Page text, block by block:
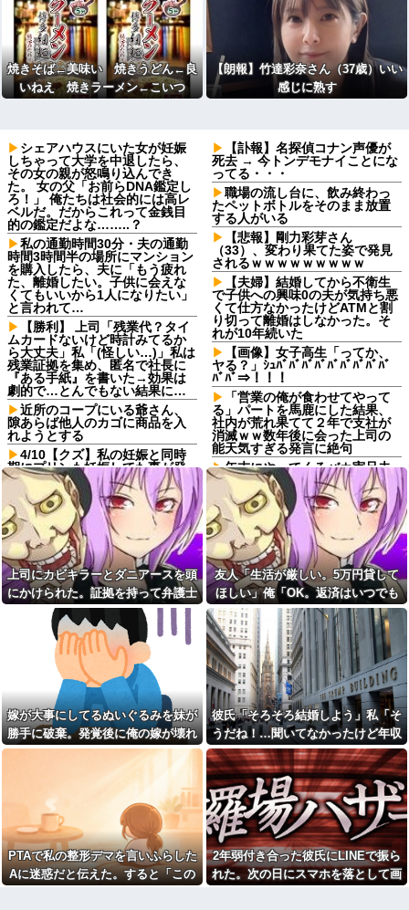
焼きそば←美味い 焼きうどん←良
いねえ 焼きラーメン←こいつ
【朗報】竹達彩奈さん（37歳）いい
感じに熟す
シェアハウスにいた女が妊娠
しちゃって大学を中退したら、
その女の親が怒鳴り込んでき
た。 女の父「お前らDNA鑑定し
ろ！」 俺たちは社会的には高レ
ベルだ。だからこれって金銭目
的の鑑定だよな……..？
私の通勤時間30分・夫の通勤
時間3時間半の場所にマンション
を購入したら、夫に「もう疲れ
た、離婚したい。子供に会えな
くてもいいから1人になりたい」
と言われて…
【勝利】 上司「残業代？タイ
ムカードないけど時計みてるか
ら大丈夫」私「(怪しい…)」私は
残業証拠を集め、匿名で社長に
『ある手紙』を書いた→効果は
劇的で…とんでもない結果に…
近所のコープにいる爺さん、
隙あらば他人のカゴに商品を入
れようとする
4/10【クズ】私の妊娠と同時
期にプリンも妊娠してた事が発
覚→夫から電話がかかってき
た。父「娘に代われ？その前に
する事があるだろう？」夫「僕
らの恋路を邪魔しないでくださ
い！」
彼の母親と初めて食事した時
に彼母が「私ちゃんは結婚した
ら仕事辞める予定なんですって
ね」と言ってきた
年収1500万の父が退職。父
「退職金も渡したよな？」母
「貯金なんてないよー」父「全
部なくなったの！？」→予想外
の返事に家族騒然となり…
取り放題でてんこ盛りにして
るのはまあ見かけるが持ち帰り
はなしでしょう、、、
母が「学費を親が払うのはお
かしい」と言い出した。その理
由を聞いて思わず耳を疑ってし
「昼間にあんなこと言った自
分がバカ」と勝手に懺悔すら口
にした営業
【うわぁ】 横向き寝、体に負
担があったと判明ｗｗｗｗｗｗ
ｗ
ショートスリーバー堀大輔さ
ん、とんでもない事になるｗｗ
【訃報】名探偵コナン声優が
死去 → 今トンデモナイことにな
ってる・・・
職場の流し台に、飲み終わっ
たペットボトルをそのまま放置
する人がいる
【悲報】剛力彩芽さん
（33）、変わり果てた姿で発見
されるｗｗｗｗｗｗｗｗｗ
【夫婦】結婚してから不衛生
で子供への興味0の夫が気持ち悪
くて仕方なかったけどATMと割
り切って離婚はしなかった。そ
れが10年続いた
【画像】女子高生「ってか、
ヤる？」ｼｭﾊﾞﾊﾞﾊﾞﾊﾞﾊﾞﾊﾞﾊﾞﾊﾞﾊﾞ
ﾊﾞﾊﾞ⇒！！！
「営業の俺が食わせてやって
る」パートを馬鹿にした結果、
社内が荒れ果てて２年で支社が
消滅ｗｗ数年後に会った上司の
能天気すぎる発言に絶句
年末にやってくるバカ実兄夫
婦に絶望…自分の部屋を追い出
され家事も増えるのに、一切手
伝わず放置子状態！親戚の前で
かばってあげてるのに「私が悪
いんですよね」と何もせず泣く
だけの義姉にイラ
職場で電話を取った新入社員
の女子がヒワイなことを言われ
てショックを受けたことがあっ
た
パートタイマーで月16万稼い
でいるのに月20万使おうとする
のクソ
彼氏「最近冷たくない？」私
「だって人前で触ってくるじゃ
ん」→公共の場でも痴漢みたい
に体を触ってくる彼氏が嫌にな
り…
【画像】人気女子アナさんの
谷〇厳選ｗｗｗｗ他
【修羅場】帰宅したら間男に
フルボッコされた結果…その理
由がこれｗｗｗ
会社クビになった正社員だけ
ど質問ある？
【画像】笑える画像、素敵な
画像、なんでも貼っていけｗｗ
ｗｗｗ
【衝撃】女叩きの弟を陰でサ
上司にカビキラーとダニアースを頭
にかけられた。証拠を持って弁護士
に相談したら...
友人「生活が厳しい。5万円貸して
ほしい」俺「OK。返済はいつでも
いいよ」→後日、友人のSNSを見
て…
嫁が大事にしてるぬいぐるみを妹が
勝手に破棄。発覚後に俺の嫁が壊れ
た
彼氏「そろそろ結婚しよう」私「そ
うだね！…聞いてなかったけど年収
とかって聞いてもいい？」彼氏「2
億かな」私「……は？」
PTAで私の整形デマを言いふらした
Aに迷惑だと伝えた。すると「この
2年弱付き合った彼氏にLINEで振ら
れた。次の日にスマホを落として画